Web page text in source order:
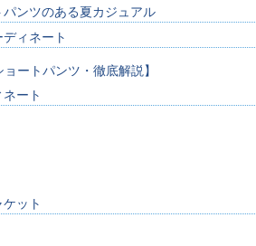
ンツのある夏カジュアル
ィネート
ートパンツ・徹底解説】
ート
ット